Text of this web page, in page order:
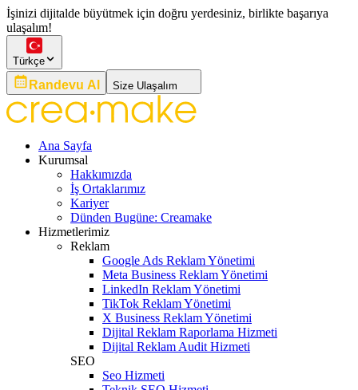
İşinizi dijitalde büyütmek için doğru yerdesiniz, birlikte başarıya
ulaşalım!
Türkçe
Randevu Al Size Ulaşalım
Ana Sayfa
Kurumsal
Hakkımızda
İş Ortaklarımız
Kariyer
Dünden Bugüne: Creamake
Hizmetlerimiz
Reklam
Google Ads Reklam Yönetimi
Meta Business Reklam Yönetimi
LinkedIn Reklam Yönetimi
TikTok Reklam Yönetimi
X Business Reklam Yönetimi
Dijital Reklam Raporlama Hizmeti
Dijital Reklam Audit Hizmeti
SEO
Seo Hizmeti